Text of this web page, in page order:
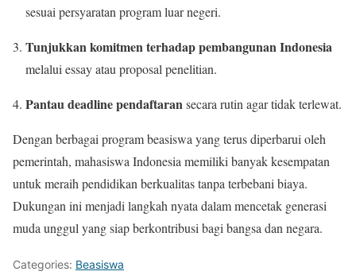
sesuai persyaratan program luar negeri.
Tunjukkan komitmen terhadap pembangunan Indonesia
melalui essay atau proposal penelitian.
Pantau deadline pendaftaransecara rutin agar tidak terlewat.
Dengan berbagai program beasiswa yang terus diperbarui oleh
pemerintah, mahasiswa Indonesia memiliki banyak kesempatan
untuk meraih pendidikan berkualitas tanpa terbebani biaya.
Dukungan ini menjadi langkah nyata dalam mencetak generasi
muda unggul yang siap berkontribusi bagi bangsa dan negara.
Categories: Beasiswa